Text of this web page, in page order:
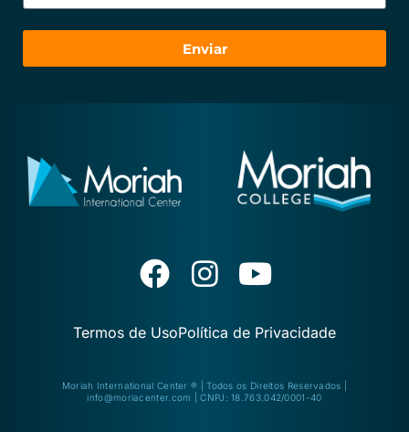
Enviar
Termos de UsoPolítica de Privacidade
Moriah International Center ® | Todos os Direitos Reservados |
info@moriacenter.com
| CNPJ: 18.763.042/0001-40